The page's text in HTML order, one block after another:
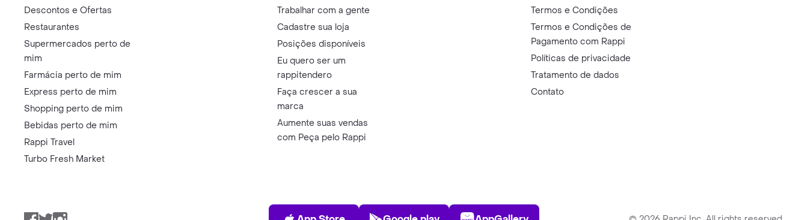
Descontos e Ofertas
Restaurantes
Supermercados perto de
mim
Farmácia perto de mim
Express perto de mim
Shopping perto de mim
Bebidas perto de mim
Rappi Travel
Turbo Fresh Market
Trabalhar com a gente
Cadastre sua loja
Posições disponíveis
Eu quero ser um
rappitendero
Faça crescer a sua
marca
Aumente suas vendas
com Peça pelo Rappi
Termos e Condições
Termos e Condições de
Pagamento com Rappi
Políticas de privacidade
Tratamento de dados
Contato
App Store Play Store AppGallery